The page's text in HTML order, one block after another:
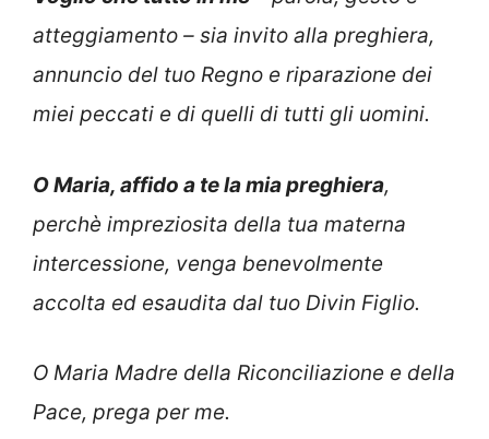
atteggiamento – sia invito alla preghiera,
annuncio del tuo Regno e riparazione dei
miei peccati e di quelli di tutti gli uomini.
O Maria, affido a te la mia preghiera,
perchè impreziosita della tua materna
intercessione, venga benevolmente
accolta ed esaudita dal tuo Divin Figlio.
O Maria Madre della Riconciliazione e della
Pace, prega per me.